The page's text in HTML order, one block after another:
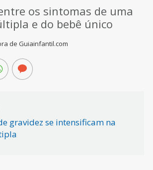
os sintomas de uma
e do bebê único
de Guiainfantil.com
gravidez se intensificam na